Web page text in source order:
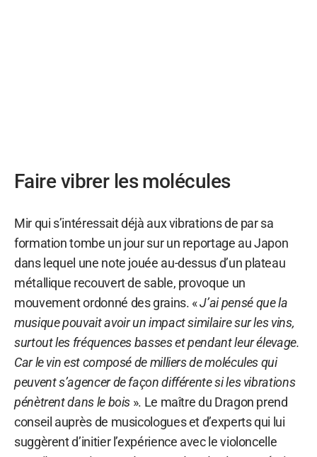
Faire vibrer les molécules
Mir qui s’intéressait déjà aux vibrations de par sa
formation tombe un jour sur un reportage au Japon
dans lequel une note jouée au-dessus d’un plateau
métallique recouvert de sable, provoque un
mouvement ordonné des grains. «J’ai pensé que la
musique pouvait avoir un impact similaire sur les vins,
surtout les fréquences basses et pendant leur élevage.
Car le vin est composé de milliers de molécules qui
peuvent s’agencer de façon différente si les vibrations
pénètrent dans le bois ». Le maître du Dragon prend
conseil auprès de musicologues et d’experts qui lui
suggèrent d’initier l’expérience avec le violoncelle